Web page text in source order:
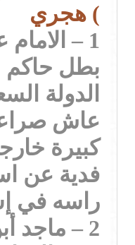
) هجري
1 –
بطل حاكم
الدولة
عاش
كبيرة
فدية عن
راسه في
2 – ماجد